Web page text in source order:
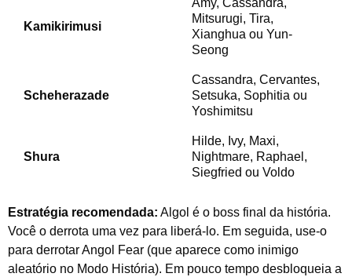
Kamikirimusi
Amy, Cassandra,
Mitsurugi, Tira,
Xianghua ou Yun-
Seong
Scheherazade
Cassandra, Cervantes,
Setsuka, Sophitia ou
Yoshimitsu
Shura
Hilde, Ivy, Maxi,
Nightmare, Raphael,
Siegfried ou Voldo
Estratégia recomendada: Algol é o boss final da história.
Você o derrota uma vez para liberá-lo. Em seguida, use-o
para derrotar Angol Fear (que aparece como inimigo
aleatório no Modo História). Em pouco tempo desbloqueia a